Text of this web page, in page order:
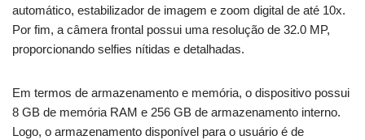
automático, estabilizador de imagem e zoom digital de até 10x.
Por fim, a câmera frontal possui uma resolução de 32.0 MP,
proporcionando selfies nítidas e detalhadas.
Em termos de armazenamento e memória, o dispositivo possui
8 GB de memória RAM e 256 GB de armazenamento interno.
Logo, o armazenamento disponível para o usuário é de